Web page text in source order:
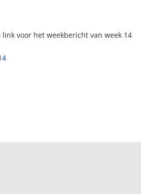
voor het weekbericht van week 14